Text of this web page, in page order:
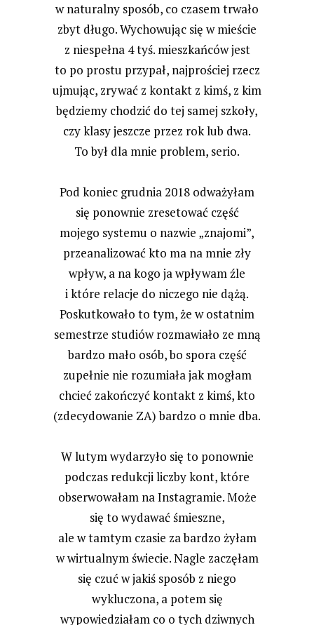
w naturalny sposób, co czasem trwało
zbyt długo. Wychowując się w mieście
z niespełna 4 tyś. mieszkańców jest
to po prostu przypał, najprościej rzecz
ujmując, zrywać z kontakt z kimś, z kim
będziemy chodzić do tej samej szkoły,
czy klasy jeszcze przez rok lub dwa.
To był dla mnie problem, serio.
Pod koniec grudnia 2018 odważyłam
się ponownie zresetować część
mojego systemu o nazwie „znajomi”,
przeanalizować kto ma na mnie zły
wpływ, a na kogo ja wpływam źle
i które relacje do niczego nie dążą.
Poskutkowało to tym, że w ostatnim
semestrze studiów rozmawiało ze mną
bardzo mało osób, bo spora część
zupełnie nie rozumiała jak mogłam
chcieć zakończyć kontakt z kimś, kto
(zdecydowanie ZA) bardzo o mnie dba.
W lutym wydarzyło się to ponownie
podczas redukcji liczby kont, które
obserwowałam na Instagramie. Może
się to wydawać śmieszne,
ale w tamtym czasie za bardzo żyłam
w wirtualnym świecie. Nagle zaczęłam
się czuć w jakiś sposób z niego
wykluczona, a potem się
wypowiedziałam co o tych dziwnych